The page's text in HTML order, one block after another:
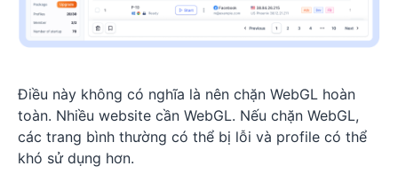
Điều này không có nghĩa là nên chặn WebGL hoàn
toàn. Nhiều website cần WebGL. Nếu chặn WebGL,
các trang bình thường có thể bị lỗi và profile có thể
khó sử dụng hơn.